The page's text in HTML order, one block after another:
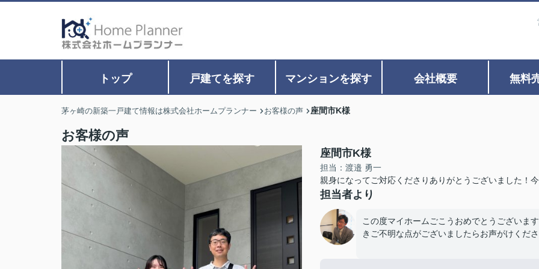
トップ 戸建てを探す マンションを探す 会社概要 無料
茅ヶ崎の新築一戸建て情報は株式会社ホームプランナー お客様の声 座間市K様
お客様の声
座間市K様
担当：渡邉 勇一
親身になってご対応くださりありがとうございました！
担当者より
この度マイホームごこうおめでとうございま
きご不明な点がございましたらお声がけくだ